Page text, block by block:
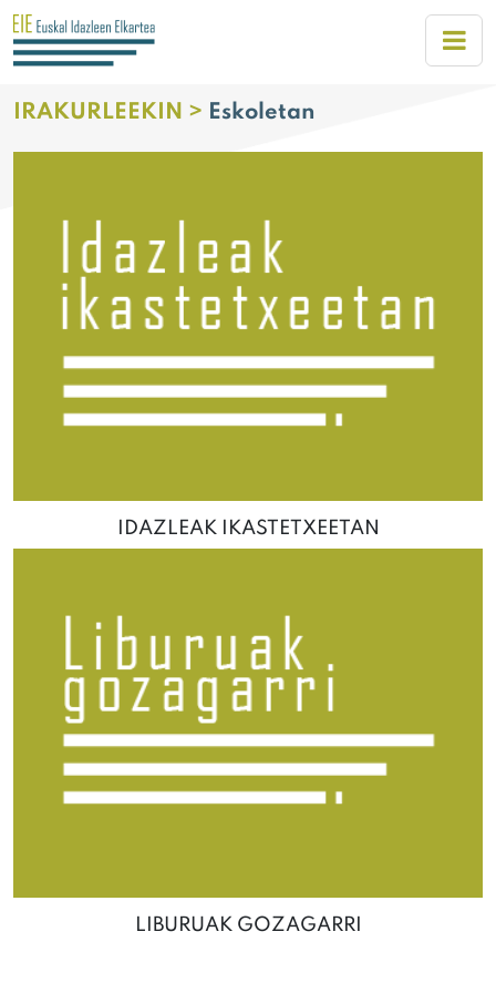
IRAKURLEEKIN > Eskoletan
IDAZLEAK IKASTETXEETAN
LIBURUAK GOZAGARRI